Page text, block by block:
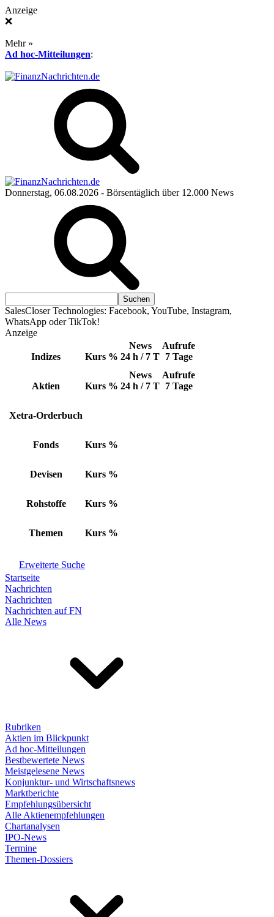
Anzeige
❌
Mehr »
Ad hoc-Mitteilungen:
Donnerstag, 06.08.2026 - Börsentäglich über 12.000 News
SalesCloser Technologies: Facebook, YouTube, Instagram,
WhatsApp oder TikTok!
Anzeige
Indizes Kurs %
News
24 h / 7 T
Aufrufe
7 Tage
Aktien Kurs %
News
24 h / 7 T
Aufrufe
7 Tage
Xetra-Orderbuch
Fonds Kurs %
Devisen Kurs %
Rohstoffe Kurs %
Themen Kurs %
Erweiterte Suche
Startseite
Nachrichten
Nachrichten
Nachrichten auf FN
Alle News
Rubriken
Aktien im Blickpunkt
Ad hoc-Mitteilungen
Bestbewertete News
Meistgelesene News
Konjunktur- und Wirtschaftsnews
Marktberichte
Empfehlungsübersicht
Alle Aktienempfehlungen
Chartanalysen
IPO-News
Termine
Themen-Dossiers